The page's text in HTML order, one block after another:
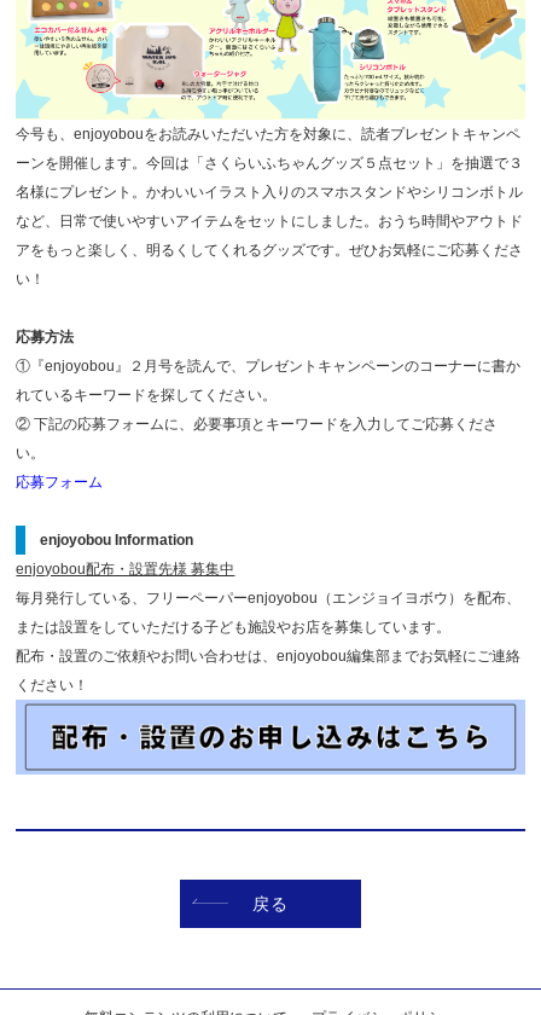
今号も、enjoyobouをお読みいただいた方を対象に、読者プレゼントキャンペ
ーンを開催します。今回は「さくらいふちゃんグッズ５点セット」を抽選で３
名様にプレゼント。かわいいイラスト入りのスマホスタンドやシリコンボトル
など、日常で使いやすいアイテムをセットにしました。おうち時間やアウトド
アをもっと楽しく、明るくしてくれるグッズです。ぜひお気軽にご応募くださ
い！
応募方法
①『enjoyobou』２月号を読んで、プレゼントキャンペーンのコーナーに書か
れているキーワードを探してください。
② 下記の応募フォームに、必要事項とキーワードを入力してご応募くださ
い。
応募フォーム
enjoyobou Information
enjoyobou配布・設置先様 募集中
毎月発行している、フリーペーパーenjoyobou（エンジョイヨボウ）を配布、
または設置をしていただける子ども施設やお店を募集しています。
配布・設置のご依頼やお問い合わせは、enjoyobou編集部までお気軽にご連絡
ください！
戻る